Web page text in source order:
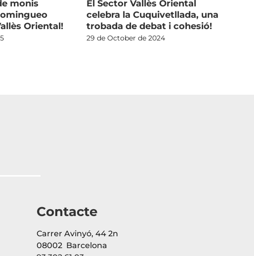
monis
Oriental!
El Sector Vallès Oriental
celebra la Cuquivetllada, una
trobada de debat i cohesió!
29 de October de 2024
Contacte
Carrer Avinyó, 44 2n
08002 Barcelona